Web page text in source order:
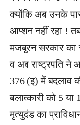
क्योंकि अब उनके
आप्शन नहीं रहा !
मजबूरन सरकार का
व अब राष्ट्रपति ने
376 (इ) में बदलाव
बलात्कारी को 5
मृत्युदंड का